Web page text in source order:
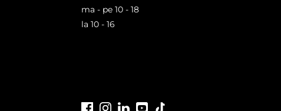
ma - pe 10 - 18
la 10 - 16
FacebookInstagramLinkedInYoutube